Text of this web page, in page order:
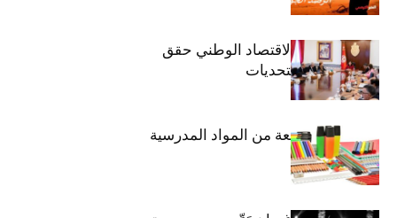
وزيرة المالية: الاقتصاد الوطني حقق
مكاسب رغم التحديات